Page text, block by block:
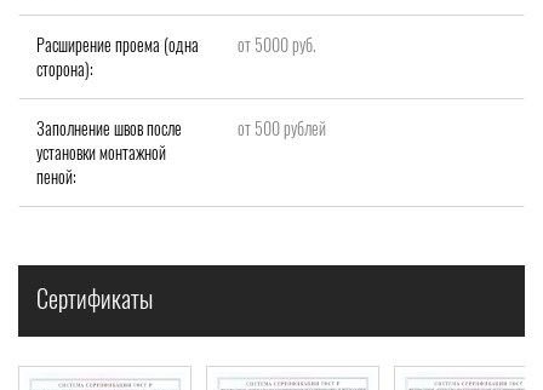
Расширение проема (одна
сторона):
от 5000 руб.
Заполнение швов после
установки монтажной
пеной:
от 500 рублей
Сертификаты